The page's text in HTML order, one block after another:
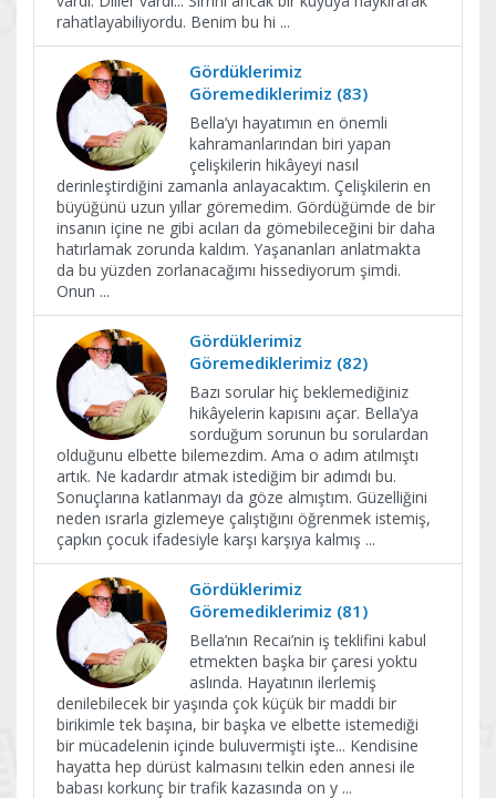
rahatlayabiliyordu. Benim bu hi ...
Gördüklerimiz
Göremediklerimiz (83)
Bella’yı hayatımın en önemli
kahramanlarından biri yapan
çelişkilerin hikâyeyi nasıl
derinleştirdiğini zamanla anlayacaktım. Çelişkilerin en
büyüğünü uzun yıllar göremedim. Gördüğümde de bir
insanın içine ne gibi acıları da gömebileceğini bir daha
hatırlamak zorunda kaldım. Yaşananları anlatmakta
da bu yüzden zorlanacağımı hissediyorum şimdi.
Onun ...
Gördüklerimiz
Göremediklerimiz (82)
Bazı sorular hiç beklemediğiniz
hikâyelerin kapısını açar. Bella’ya
sorduğum sorunun bu sorulardan
olduğunu elbette bilemezdim. Ama o adım atılmıştı
artık. Ne kadardır atmak istediğim bir adımdı bu.
Sonuçlarına katlanmayı da göze almıştım. Güzelliğini
neden ısrarla gizlemeye çalıştığını öğrenmek istemiş,
çapkın çocuk ifadesiyle karşı karşıya kalmış ...
Gördüklerimiz
Göremediklerimiz (81)
Bella’nın Recai’nin iş teklifini kabul
etmekten başka bir çaresi yoktu
aslında. Hayatının ilerlemiş
denilebilecek bir yaşında çok küçük bir maddi bir
birikimle tek başına, bir başka ve elbette istemediği
bir mücadelenin içinde buluvermişti işte... Kendisine
hayatta hep dürüst kalmasını telkin eden annesi ile
babası korkunç bir trafik kazasında on y ...